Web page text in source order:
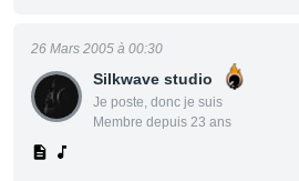
Silkwave studio
Je poste, donc je suis
Membre depuis 23 ans
26 Mars 2005 à 00:30